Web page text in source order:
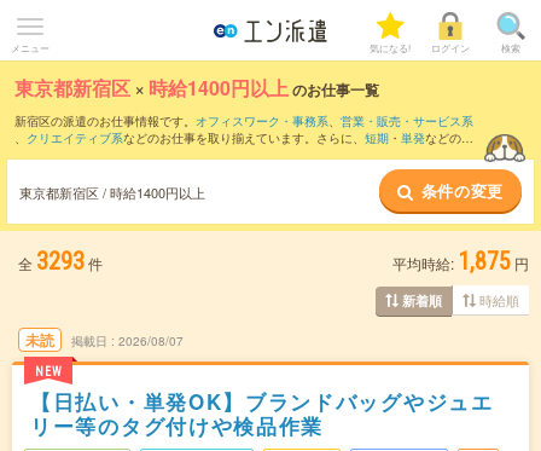
メニュー 気になる! ログイン 検索
東京都新宿区 × 時給1400円以上のお仕事一覧
新宿区の派遣のお仕事情報です。 オフィスワーク・事務系、 営業・販売・サービス系
、 クリエイティブ系などのお仕事を取り揃えています。さらに、 短期 ・ 単発などの期
東京都新宿区 / 時給1400円以上 条件の変更
全 3293件 平均時給: 1,875 円
新着順 時給順
未読
NEW
掲載日 2026/08/07
【日払い・単発OK】ブランドバッグやジュエ
リー等のタグ付けや検品作業